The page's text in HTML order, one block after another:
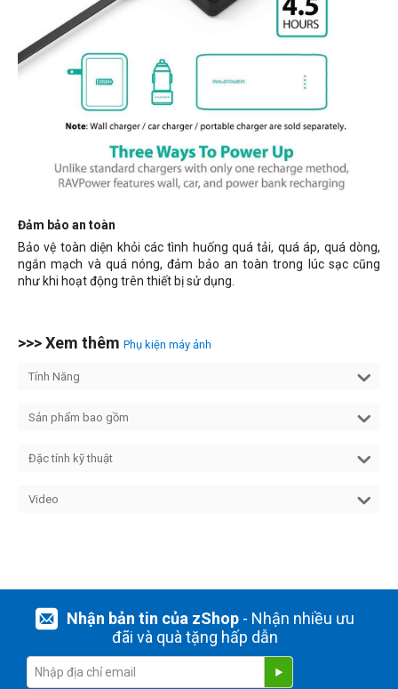
Đảm bảo an toàn
Bảo vệ toàn diện khỏi các tình huốngquá tải, quá áp, quá dòng,
ngắn mạch và quá nóng, đảm bảo an toàn trong lúc sạc cũng
như khi hoạt động trên thiết bị sử dụng.
>>> Xem thêm Phụ kiện máy ảnh
Tính Năng
Sản phẩm bao gồm
Đặc tính kỹ thuật
Video
Nhận bản tin của zShop- Nhận nhiều ưu
đãi và quà tặng hấp dẫn